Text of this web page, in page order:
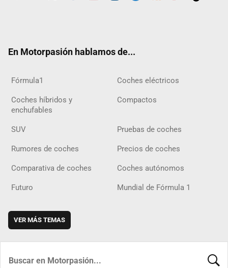
En Motorpasión hablamos de...
Fórmula1 Coches eléctricos
Coches híbridos y
enchufables
Compactos
SUV Pruebas de coches
Rumores de coches Precios de coches
Comparativa de coches Coches autónomos
Futuro Mundial de Fórmula 1
VER MÁS TEMAS